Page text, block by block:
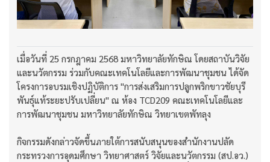
เมื่อวันที่ 25 กรกฎาคม 2568 มหาวิทยาลัยทักษิณ โดยสถาบันวิจัย
และนวัตกรรม ร่วมกับคณะเทคโนโลยีและการพัฒนาชุมชน ได้จัด
โครงการอบรมเชิงปฏิบัติการ "การส่งเสริมการปลูกพริกขาวชัยบุรี
พันธุ์แท้ระยะปรับเปลี่ยน" ณ ห้อง TCD209 คณะเทคโนโลยีและ
การพัฒนาชุมชน มหาวิทยาลัยทักษิณ วิทยาเขตพัทลุง
กิจกรรมดังกล่าวจัดขึ้นภายใต้การสนับสนุนของสำนักงานปลัด
กระทรวงการอุดมศึกษา วิทยาศาสตร์ วิจัยและนวัตกรรม (สป.อว.)